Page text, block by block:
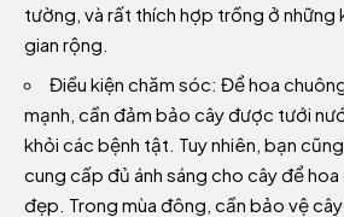
tường, và rất thích hợp trồng ở những
gian rộng.
Điều kiện chăm sóc: Để hoa
mạnh, cần đảm bảo cây được tưới
khỏi các bệnh tật. Tuy nhiên, bạn
cung cấp đủ ánh sáng cho cây để
đẹp. Trong mùa đông, cần bảo vệ cây